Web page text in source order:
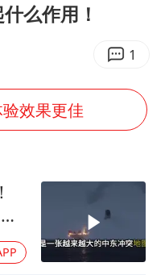
闯南太行失联12天
今年第二强台风将带来多大影响
雨时段已锁定
么作用！
1
效果更佳